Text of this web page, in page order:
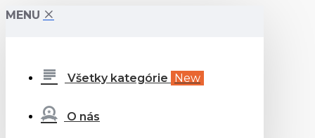
MENU
Všetky kategórie New
O nás